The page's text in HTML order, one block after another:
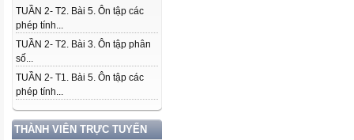
TUẦN 2- T2. Bài 5. Ôn tập các
phép tính...
TUẦN 2- T2. Bài 3. Ôn tập phân
số...
TUẦN 2- T1. Bài 5. Ôn tập các
phép tính...
THÀNH VIÊN TRỰC TUYẾN